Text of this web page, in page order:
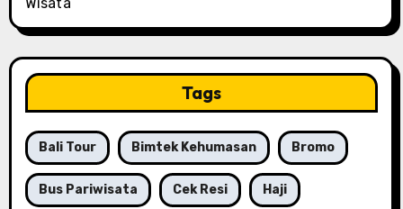
Tags
Bali Tour Bimtek Kehumasan Bromo
Bus Pariwisata Cek Resi Haji